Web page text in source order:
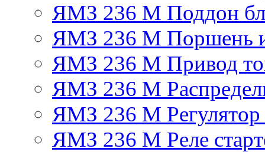
ЯМЗ 236 М Поддон
ЯМЗ 236 М Поршень
ЯМЗ 236 М Привод
ЯМЗ 236 М
ЯМЗ 236 М Регулятор
ЯМЗ 236 М Реле